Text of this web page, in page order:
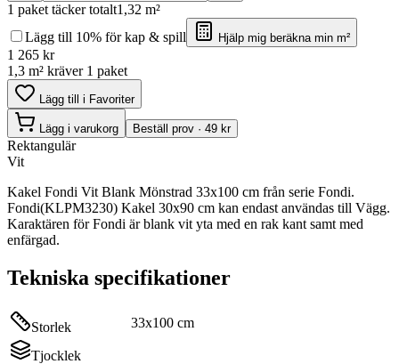
1 paket täcker totalt1,32 m²
Lägg till 10% för kap & spill
Hjälp mig beräkna min m²
1 265 kr
1,3 m² kräver 1 paket
Lägg till i Favoriter
Lägg i varukorg Beställ prov · 49 kr
Rektangulär
Vit
Kakel Fondi Vit Blank Mönstrad 33x100 cm från serie Fondi.
Fondi(KLPM3230) Kakel 30x90 cm kan endast användas till Vägg.
Karaktären för Fondi är blank vit yta med en rak kant samt med
enfärgad.
Tekniska specifikationer
Storlek 33x100 cm
Tjocklek